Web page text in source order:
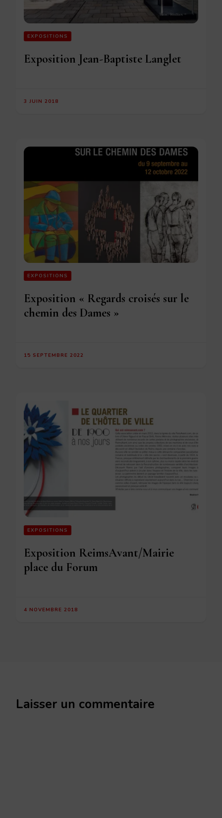
EXPOSITIONS
Exposition Jean-Baptiste Langlet
3 JUIN 2018
EXPOSITIONS
Exposition « Regards croisés sur le
chemin des Dames »
15 SEPTEMBRE 2022
EXPOSITIONS
Exposition ReimsAvant/Mairie
place du Forum
4 NOVEMBRE 2018
Laisser un commentaire